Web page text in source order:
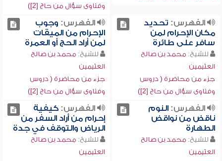
وفتاوى سؤال من حاج [2])
الفهرس: تحديد
مكان الإحرام لمن
سافر على طائرة
للشيخ: محمد بن صالح
العثيمين
جزء من محاضرة ( دروس
وفتاوى سؤال من حاج [2])
الفهرس: وجوب
الإحرام من الميقات
لمن أراد الحج أو العمرة
للشيخ: محمد بن صالح
العثيمين
جزء من محاضرة ( دروس
وفتاوى سؤال من حاج [2])
الفهرس:النوم
ناقض من نواقض
الطهارة
للشيخ: محمد بن صالح
العثيمين
الفهرس:كيفية
إحرام من أراد السفر من
الرياض والتوقف في جدة
للشيخ: محمد بن صالح
العثيمين